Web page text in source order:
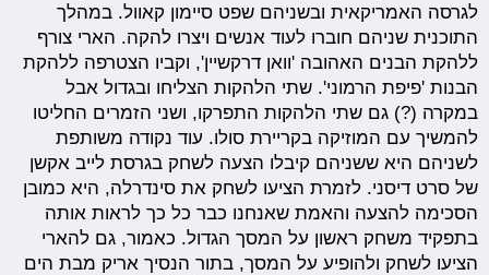
לגרסה האמריקאית ובשניהם שפט סיימון קאוול. במהלך
התוכנית שניהם חוברו לעוד אנשים ויצרו להקה. הארי צורף
ללהקת הבנים האהובה 'וואן דרקשיין', וקביו הצטרפה ללהקת
הבנות 'פיפת הרמוני'. שתי הלהקות הצליחו ובגדול אבל
במקרה (?) גם שתי הלהקות התפרקו, ושני הזמרים החליטו
להמשיך עם המוזיקה בקריירת סולו. עוד נקודה משותפת
לשניהם היא ששניהם קיבלו הצעה לשחק בגרסת לייב אקשן
של סרט דיסני. לזמרת הציעו לשחק את סינדרלה, היא כמובן
הסכימה להצעה והאמת שאנחנו כבר כל כך לראות אותה
בתפקיד משחק ראשון על המסך הגדול. כאמור, גם להארי
הציעו לשחק ולהופיע על המסך, בתור הנסיך אריק מבת הים